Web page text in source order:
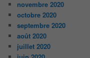
novembre 2020
octobre 2020
septembre 2020
août 2020
juillet 2020